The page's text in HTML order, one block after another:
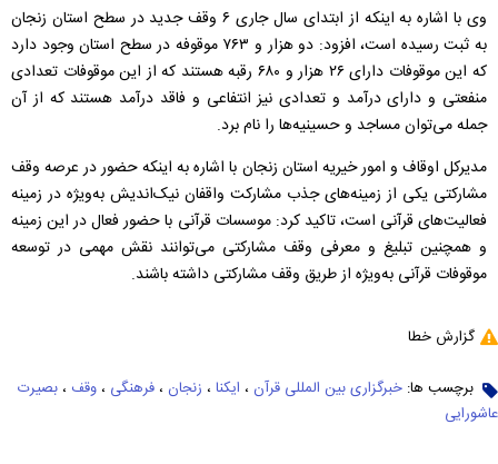
وی با اشاره به اینکه از ابتدای سال جاری ۶ وقف جدید در سطح استان زنجان
به ثبت رسیده است، افزود: دو هزار و ۷۶۳ موقوفه در سطح استان وجود دارد
که این موقوفات دارای ۲۶ هزار و ۶۸۰ رقبه هستند که از این موقوفات تعدادی
منفعتی و دارای درآمد و تعدادی نیز انتفاعی و فاقد درآمد هستند که از آن
جمله می‌توان مساجد و حسینیه‌ها را نام برد.
مدیرکل اوقاف و امور خیریه استان زنجان با اشاره به اینکه حضور در عرصه وقف
مشارکتی یکی از زمینه‌های جذب مشارکت واقفان نیک‌اندیش به‌ویژه در زمینه
فعالیت‌های قرآنی است، تاکید کرد: موسسات قرآنی با حضور فعال در این زمینه
و همچنین تبلیغ و معرفی وقف مشارکتی می‌توانند نقش مهمی در توسعه
موقوفات قرآنی به‌ویژه از طریق وقف مشارکتی داشته باشند.
گزارش خطا
برچسب ها: خبرگزاری بین المللی قرآن ، ایکنا ، زنجان ، فرهنگی ، وقف ، بصیرت
عاشورایی